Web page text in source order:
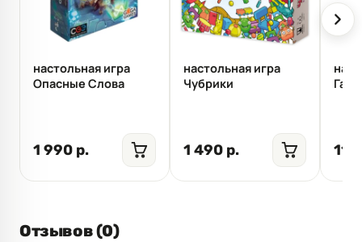
настольная игра
Опасные Слова
1 990 р.
настольная игра
Чубрики
1 490 р. 11
Отзывов (0)